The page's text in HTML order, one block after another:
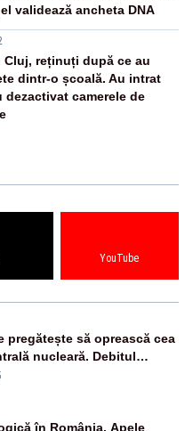
validează ancheta DNA
Cluj, reținuți după ce au
dintr-o școală. Au intrat
dezactivat camerele de
YouTube
pregătește să oprească cea
nucleară. Debitul
la un nivel critic
în România. Apele